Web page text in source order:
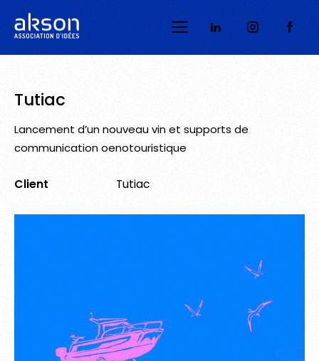
Tutiac
Lancement d’un nouveau vin et supports de
communication oenotouristique
Client Tutiac